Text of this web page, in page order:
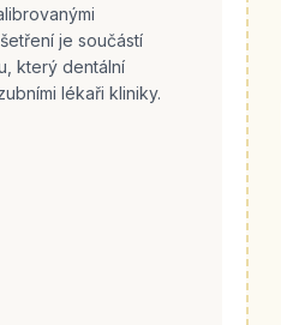
je součástí
který dentální
lékaři kliniky.